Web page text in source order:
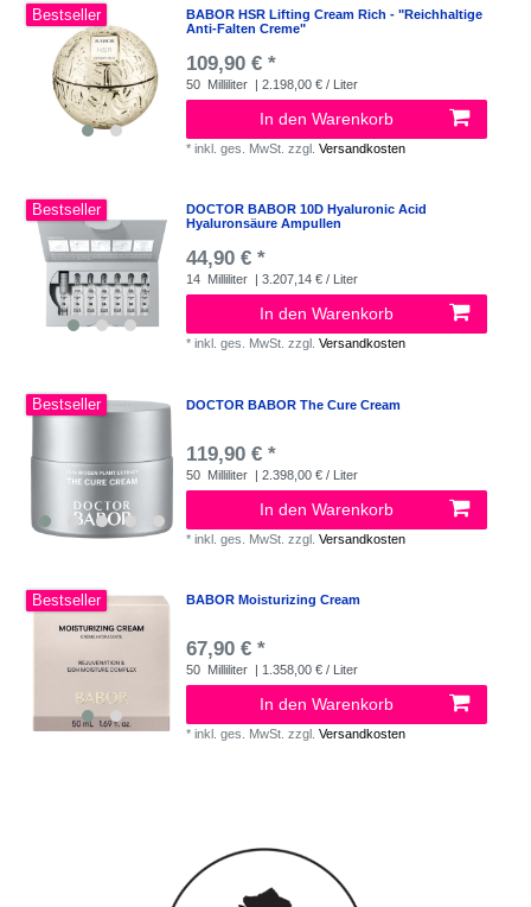
Bestseller
BABOR HSR Lifting Cream Rich - "Reichhaltige
Anti-Falten Creme"
109,90 € *
50 Milliliter | 2.198,00 € / Liter
In den Warenkorb
*inkl. ges. MwSt. zzgl.Versandkosten
Bestseller
DOCTOR BABOR 10D Hyaluronic Acid
Hyaluronsäure Ampullen
44,90 € *
14 Milliliter | 3.207,14 € / Liter
In den Warenkorb
*inkl. ges. MwSt. zzgl.Versandkosten
Bestseller DOCTOR BABOR The Cure Cream
119,90 € *
50 Milliliter | 2.398,00 € / Liter
In den Warenkorb
*inkl. ges. MwSt. zzgl.Versandkosten
Bestseller BABOR Moisturizing Cream
67,90 € *
50 Milliliter | 1.358,00 € / Liter
In den Warenkorb
*inkl. ges. MwSt. zzgl.Versandkosten